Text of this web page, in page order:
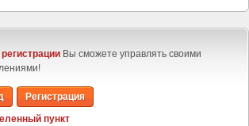
регистрации Вы сможете управлять своими
Регистрация
пункт